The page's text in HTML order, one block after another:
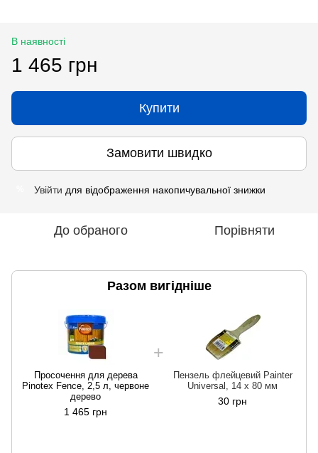
В наявності
1 465 грн
Купити
Замовити швидко
Увійти для відображення накопичувальної знижки
До обраного Порівняти
Разом вигідніше
Просочення для дерева
Pinotex Fence, 2,5 л, червоне
дерево
1 465 грн
Пензель флейцевий Painter
Universal, 14 х 80 мм
30 грн